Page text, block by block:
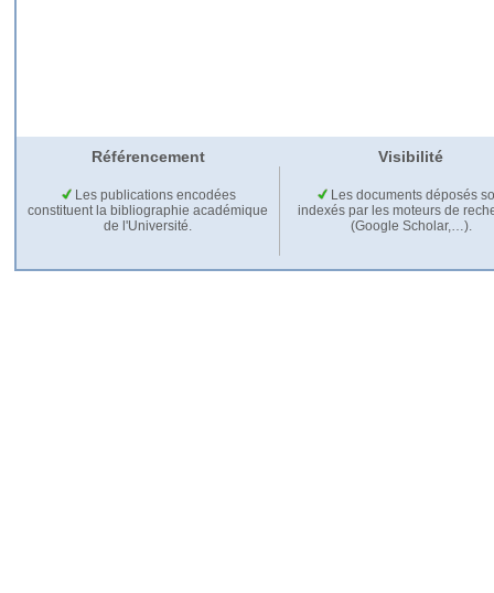
Référencement Visibilité
Les publications encodées
constituent la bibliographie académique
de l'Université.
Les documents déposés
indexés par les moteurs de
(Google Scholar,…).